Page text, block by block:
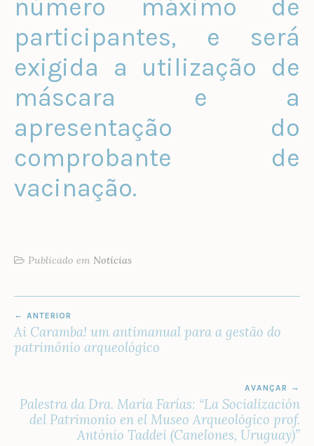
número máximo de
participantes, e será
exigida a utilização de
máscara e a
apresentação do
comprobante de
vacinação.
Publicado em Notícias
DE
POST
ANTERIOR
Ai Caramba! um antimanual para a gestão do
patrimônio arqueológico
AVANÇAR
Palestra da Dra. María Farías: “La Socialización
del Patrimonio en el Museo Arqueológico prof.
António Taddei (Canelones, Uruguay)”